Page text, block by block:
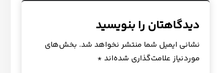
دیدگاهتان را بنویسید
نشانی ایمیل شما منتشر نخواهد شد. بخش‌های
موردنیاز علامت‌گذاری شده‌اند *